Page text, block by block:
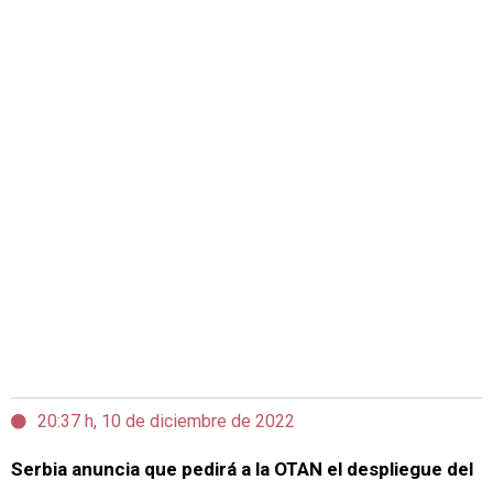
20:37 h, 10 de diciembre de 2022
Serbia anuncia que pedirá a la OTAN el despliegue del